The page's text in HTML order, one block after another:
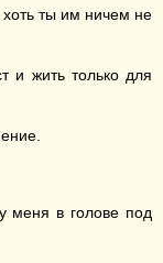
ты им ничем не
и жить только для
меня в голове под